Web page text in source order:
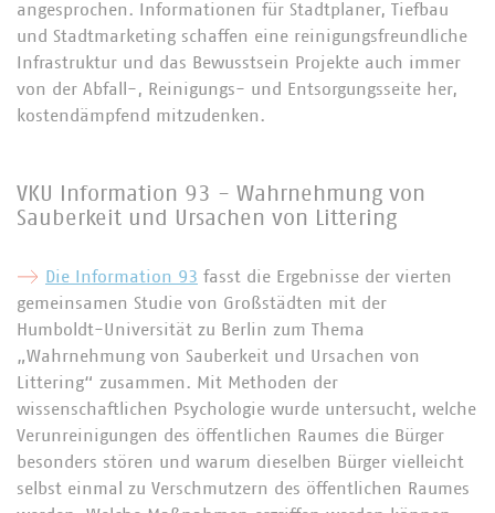
angesprochen. Informationen für Stadtplaner, Tiefbau
und Stadtmarketing schaffen eine reinigungsfreundliche
Infrastruktur und das Bewusstsein Projekte auch immer
von der Abfall-, Reinigungs- und Entsorgungsseite her,
kostendämpfend mitzudenken.
VKU Information 93 - Wahrnehmung von
Sauberkeit und Ursachen von Littering
Die Information 93 fasst die Ergebnisse der vierten
gemeinsamen Studie von Großstädten mit der
Humboldt-Universität zu Berlin zum Thema
„Wahrnehmung von Sauberkeit und Ursachen von
Littering“ zusammen. Mit Methoden der
wissenschaftlichen Psychologie wurde untersucht, welche
Verunreinigungen des öffentlichen Raumes die Bürger
besonders stören und warum dieselben Bürger vielleicht
selbst einmal zu Verschmutzern des öffentlichen Raumes